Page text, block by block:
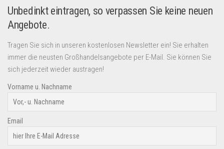
Unbedinkt eintragen, so verpassen Sie keine neuen
Angebote.
Tragen Sie sich in unseren kostenlosen Newsletter ein! Sie erhalten
immer die neusten Großhandelsangebote per E-Mail. Sie können Sie
sich jederzeit wieder austragen!
Vorname u. Nachname
Email